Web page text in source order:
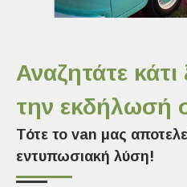
Αναζητάτε
την εκδήλωσή
Τότε το van μας
εντυπωσιακή λύση!